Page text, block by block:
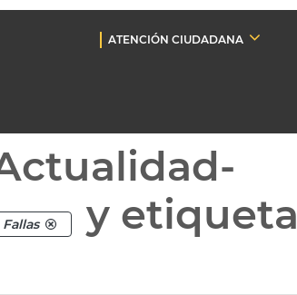
ATENCIÓN CIUDADANA
Fallas y etiqueta